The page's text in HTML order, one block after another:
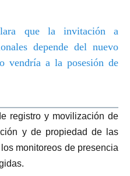
que la invitación a
depende del nuevo
vendría a la posesión de
registro y movilización de
y de propiedad de las
monitoreos de presencia